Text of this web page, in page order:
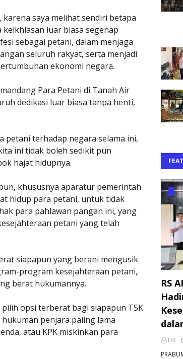
saya melihat sendiri betapa
luar biasa segenap
sebagai petani, dalam menjaga
seluruh rakyat, serta menjadi
ekonomi negara.
Para Petani di Tanah Air
dedikasi luar biasa tanpa henti,
petani terhadap negara selama ini,
ini tidak boleh sedikit pun
hajat hidupnya.
khususnya aparatur pemerintah
hidup para petani, untuk tidak
para pahlawan pangan ini, yang
petani yang telah
siapapun yang berani mengusik
program kesejahteraan petani,
berat hukumannya.
opsi terberat bagi siapapun TSK
penjara paling lama
atau KPK miskinkan para
RS
DK